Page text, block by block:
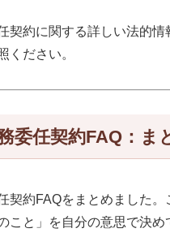
契約に関する詳しい法的情
ください。
委任契約FAQ：ま
契約FAQをまとめました。
こと」を自分の意思で決